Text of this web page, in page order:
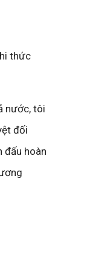
thức
nước, tôi
đối
đấu hoàn